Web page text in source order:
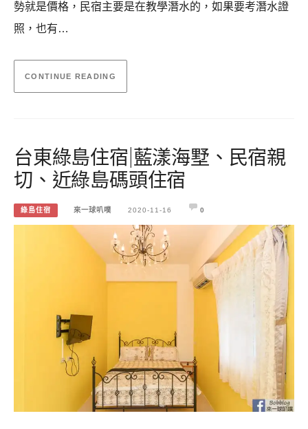
勢就是價格，民宿主要是在教學潛水的，如果要考潛水證
照，也有…
CONTINUE READING
台東綠島住宿|藍漾海墅、民宿親
切、近綠島碼頭住宿
綠島住宿 來一球叭噗 2020-11-16 0